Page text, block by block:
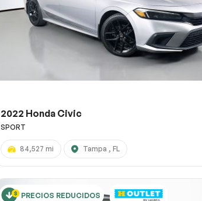
2022 Honda Civic
SPORT
84,527 mi Tampa , FL
PRECIOS REDUCIDOS